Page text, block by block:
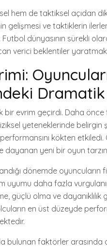
hem de taktiksel açıdan
gelişmesi ve taktiklerin
dünyasının sürekli
verici beklentiler
bir evrim geçirdi. Daha
yeteneklerinde belirgin
kökten etkiledi.
dayanan yeni bir oyun
dönemde oyuncuların
uyumu daha fazla
güçlü olma ve
en üst düzeyde
bulunan faktörler